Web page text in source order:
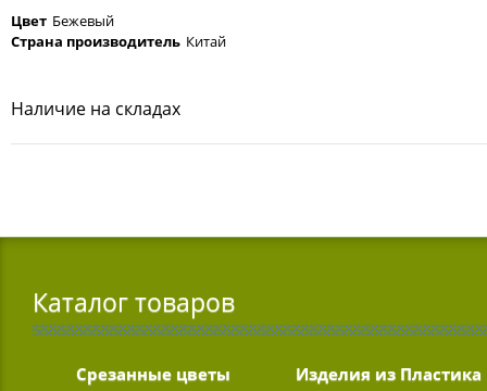
Цвет Бежевый
Страна производитель Китай
Наличие на складах
Каталог товаров
Срезанные цветы Изделия из Пластика